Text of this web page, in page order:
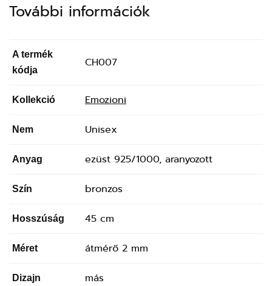
További információk
A termék
kódja
CH007
Kollekció Emozioni
Nem Unisex
Anyag ezüst 925/1000, aranyozott
Szín bronzos
Hosszúság 45 cm
Méret átmérő 2 mm
Dizajn más